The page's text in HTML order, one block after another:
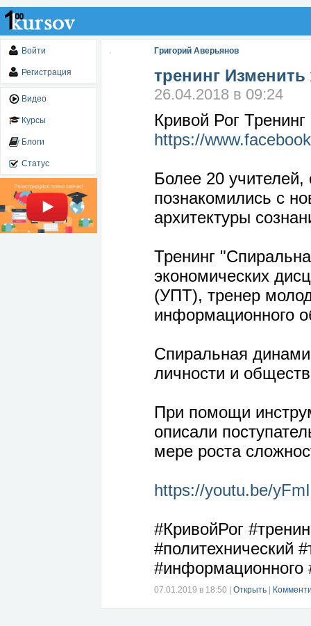
Войти
Регистрация
Видео
Курсы
Блоги
Статус
Григорий Аверьянов
тренинг
26.04.2018 в 09:24
Кривой Рог
https://
Более 20 учителей,
познакомились с
архитектуры
Тренинг
экономических
(УПТ), тренер
информационного
Спиральная
личности и
При помощи
описали
мере роста
https://youtu.be/
#КривойРог
#политехнический
#информационного
07.01.2019 в 18:50 Открыть